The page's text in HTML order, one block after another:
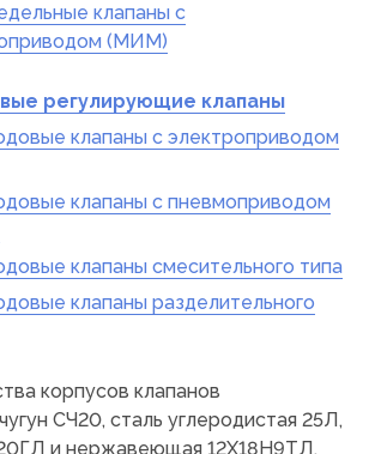
клапаны с
(МИМ)
регулирующие клапаны
клапаны с электроприводом
клапаны с пневмоприводом
клапаны смесительного типа
клапаны разделительного
корпусов клапанов
СЧ20, сталь углеродистая 25Л,
и нержавеющая 12Х18Н9ТЛ.